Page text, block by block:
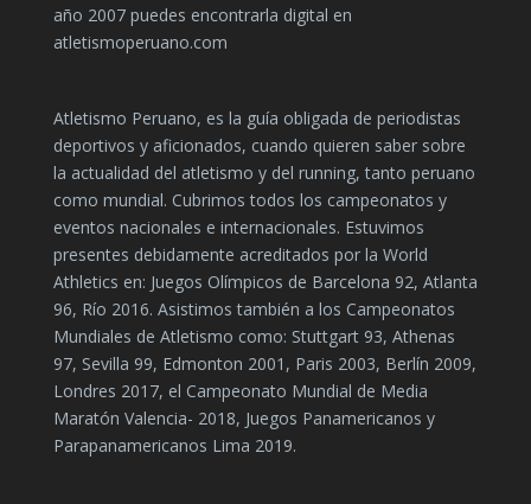
año 2007 puedes encontrarla digital en
atletismoperuano.com
Atletismo Peruano, es la guía obligada de periodistas
deportivos y aficionados, cuando quieren saber sobre
la actualidad del atletismo y del running, tanto peruano
como mundial. Cubrimos todos los campeonatos y
eventos nacionales e internacionales. Estuvimos
presentes debidamente acreditados por la World
Athletics en: Juegos Olímpicos de Barcelona 92, Atlanta
96, Río 2016. Asistimos también a los Campeonatos
Mundiales de Atletismo como: Stuttgart 93, Athenas
97, Sevilla 99, Edmonton 2001, Paris 2003, Berlín 2009,
Londres 2017, el Campeonato Mundial de Media
Maratón Valencia- 2018, Juegos Panamericanos y
Parapanamericanos Lima 2019.